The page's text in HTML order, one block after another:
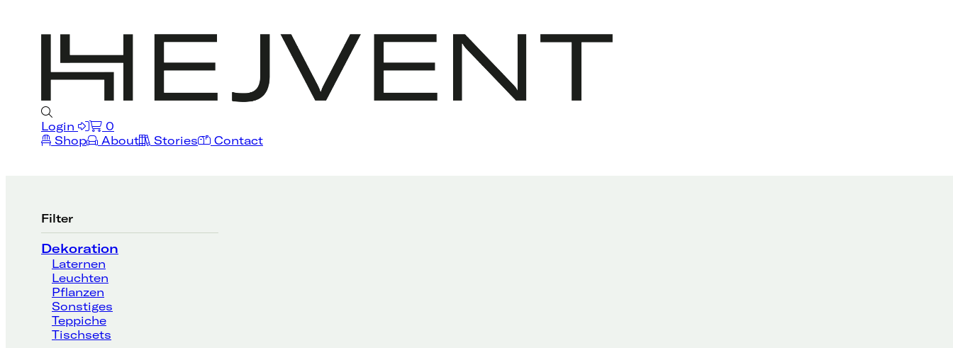
Login
0
Shop
About Stories Contact
Filter
Dekoration
Laternen
Leuchten
Pflanzen
Sonstiges
Teppiche
Tischsets